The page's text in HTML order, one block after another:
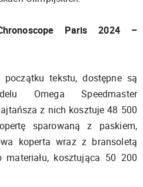
Paris 2024 –
tekstu, dostępne są
Omega Speedmaster
z nich kosztuje 48 500
sparowaną z paskiem,
koperta wraz z bransoletą
kosztująca 50 200